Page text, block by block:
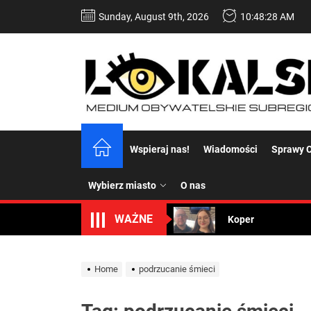
Sunday, August 9th, 2026 10:48:28 AM
Wspieraj nas! Wiadomości Sprawy
Wybierz miasto O nas
WAŻNE
Koper
Uwaga Dębieńsko
Home podrzucanie śmieci